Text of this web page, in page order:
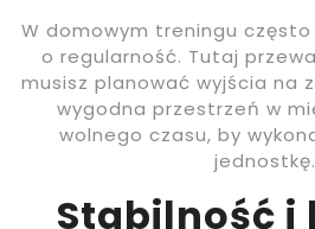
W domowym treningu
o regularność. Tutaj
musisz planować wyjścia na
wygodna przestrzeń w
wolnego czasu, by
jednostkę.
Stabilność i